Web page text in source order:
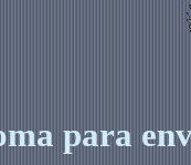
para